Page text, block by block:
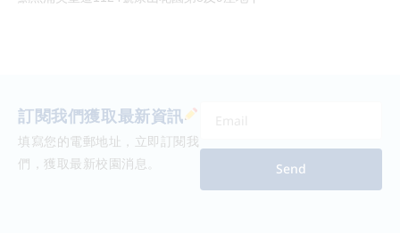
訂閱我們獲取最新資訊
填寫您的電郵地址，立即訂閱我
們，獲取最新校園消息。
Send